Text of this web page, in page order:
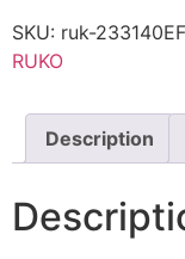
SKU: ruk-233140EF
RUKO
Description